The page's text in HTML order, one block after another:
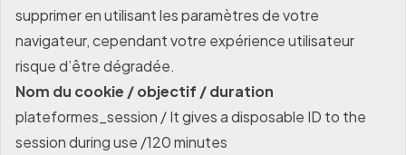
supprimer en utilisant les paramètres de votre
navigateur, cependant votre expérience utilisateur
risque d’être dégradée.
Nom du cookie / objectif / duration
plateformes_session / It gives a disposable ID to the
session during use /120 minutes